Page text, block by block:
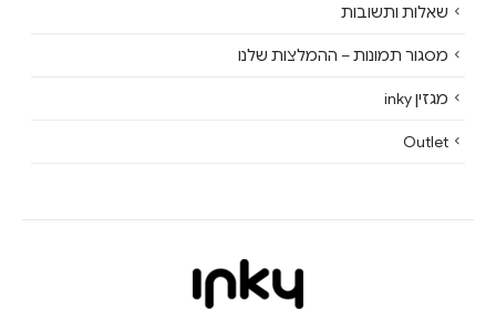
שאלות ותשובות
מסגור תמונות – ההמלצות שלנו
מגזין inky
Outlet